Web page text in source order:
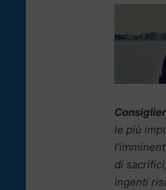
le più
di
ingenti